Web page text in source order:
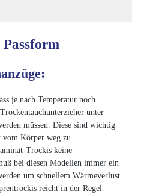
je nach Temperatur noch
unter
müssen. Diese sind wichtig
Körper weg zu
Trockis keine
bei diesen Modellen immer ein
um schnellem Wärmeverlust
reicht in der Regel